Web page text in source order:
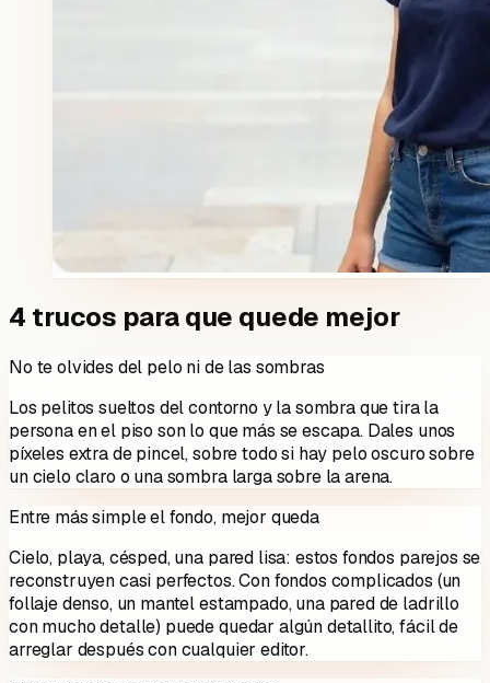
4 trucos para que quede mejor
No te olvides del pelo ni de las sombras
Los pelitos sueltos del contorno y la sombra que tira la
persona en el piso son lo que más se escapa. Dales unos
píxeles extra de pincel, sobre todo si hay pelo oscuro sobre
un cielo claro o una sombra larga sobre la arena.
Entre más simple el fondo, mejor queda
Cielo, playa, césped, una pared lisa: estos fondos parejos se
reconstruyen casi perfectos. Con fondos complicados (un
follaje denso, un mantel estampado, una pared de ladrillo
con mucho detalle) puede quedar algún detallito, fácil de
arreglar después con cualquier editor.